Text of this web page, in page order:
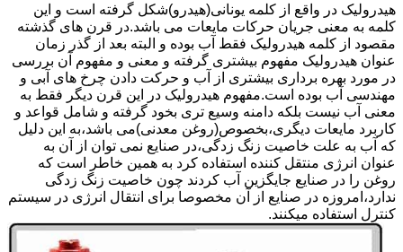
هیدرولیک در واقع از کلمه یونانی(هیدرو)شکل گرفته است و این
کلمه به معنی جریان حرکات مایعات می باشد.در قرن های گذشته
مقصود از کلمه هیدرولیک فقط آب بوده و البته بعد از گذر زمان
عنوان هیدرولیک مفهوم بیشتری گرفته و معنی و مفهوم آن بررسی
در مورد بهره برداری بیشتری از آب و حرکت دادن چرخ های آبی و
مهندسی آب بوده است.مفهوم هیدرولیک در این قرن دیگر فقط به
معنی آب نیست بلکه دامنه وسیع تری بخود گرفته و شامل قواعد و
کاربرد مایعات دیگری،بخصوص(روغن معدنی)می باشد،به این دلیل
که آب به علت خاصیت زنگ زدگی،در صنایع نمی توان از آن به
عنوان انرژی منتقل کننده استفاده کرد به همین خاطر است که
روغن را در صنایع جایگزین آب کردند چون خاصیت زنگ زدگی
ندارد،امروزه در صنایع از آن مخصوصا برای انتقال انرژی در سیستم
کنترل استفاده میکنند.